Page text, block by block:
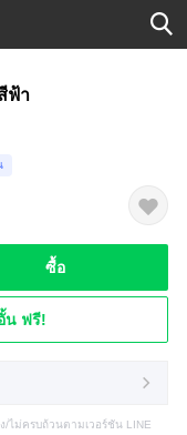
ฟ้า
ซื้อ
น ฟรี!
ไม่ครบถ้วนตามเวอร์ชัน LINE